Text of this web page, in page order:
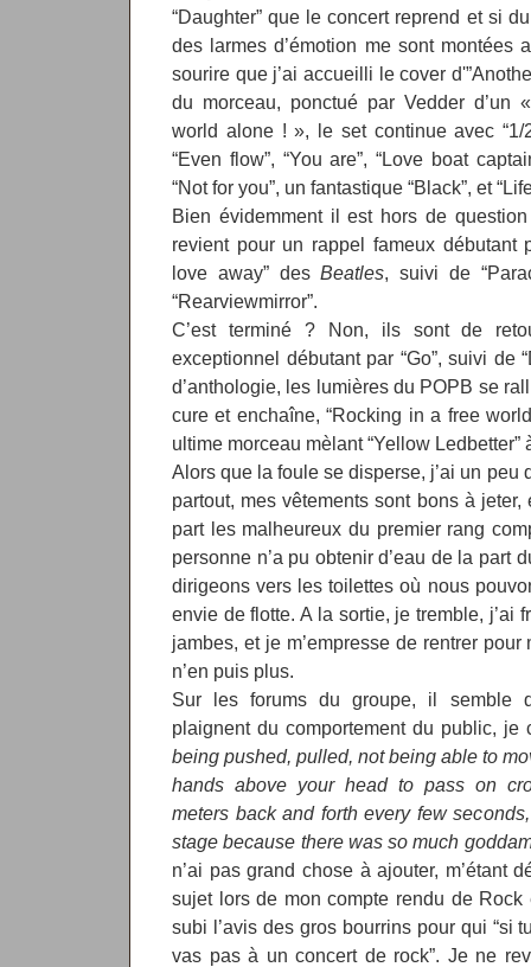
“Daughter” que le concert reprend et si
des larmes d’émotion me sont montées
sourire que j’ai accueilli le cover
du morceau, ponctué par Vedder d’un
world alone ! », le set continue avec “1/
“Even flow”, “You are”, “Love boat
“Not for you”, un fantastique “Black”, et
Bien évidemment il est hors de
revient pour un rappel fameux débutant
love away” desBeatles, suivi de
“Rearviewmirror”.
C’est terminé ? Non, ils sont de
exceptionnel débutant par “Go”, suivi de
d’anthologie, les lumières du POPB se
cure et enchaîne, “Rocking in a free
ultime morceau mèlant “Yellow Ledbetter”
Alors que la foule se disperse, j’ai un peu
partout, mes vêtements sont bons à
part les malheureux du premier rang
personne n’a pu obtenir d’eau de la part
dirigeons vers les toilettes où nous
envie de flotte. A la sortie, je tremble, j’ai
jambes, et je m’empresse de rentrer
n’en puis plus.
Sur les forums du groupe, il semble
plaignent du comportement du public, je
being pushed, pulled, not being able to
hands above your head to pass on
meters back and forth every few
stage because there was so much
n’ai pas grand chose à ajouter, m’étant
sujet lors de mon compte rendu de
subi l’avis des gros bourrins pour qui “si
vas pas à un concert de rock”. Je ne